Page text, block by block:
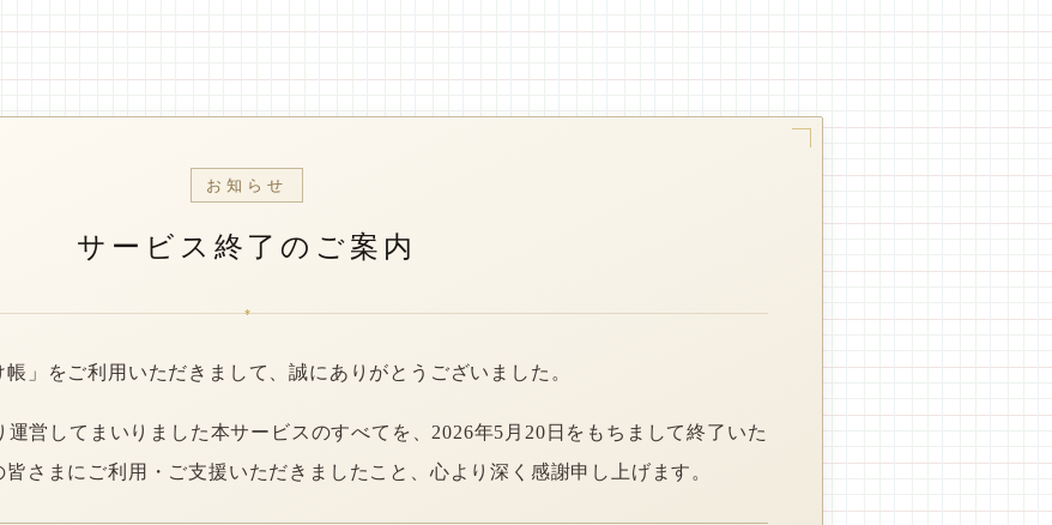
お知らせ
サービス終了のご案内
*
」をご利用いただきまして、誠にありがとうございました。
営してまいりました本サービスのすべてを、2026年5月20日をもちまして終了いた
さまにご利用・ご支援いただきましたこと、心より深く感謝申し上げます。